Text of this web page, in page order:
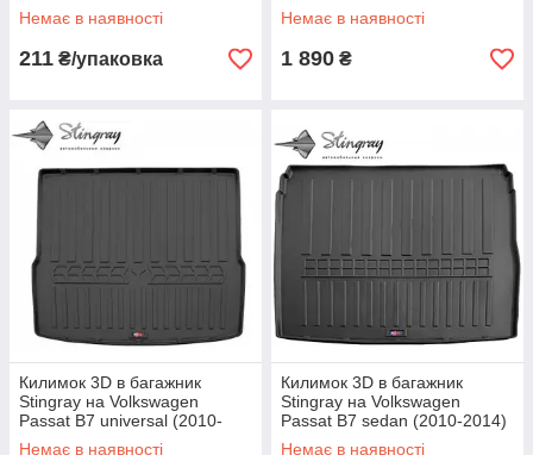
Немає в наявності
211 ₴/упаковка
Немає в наявності
1 890 ₴
Килимок 3D в багажник
Stingray на Volkswagen
Passat B7 universal (2010-
2014)
Немає в наявності
Килимок 3D в багажник
Stingray на Volkswagen
Passat B7 sedan (2010-2014)
Немає в наявності